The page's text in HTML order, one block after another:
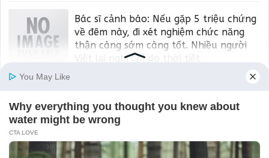
Bác sĩ cảnh báo: Nếu gặp 5 triệu chứng
về đêm này, đi xét nghiệm chức năng
thận càng sớm càng tốt. Nhiều người
Việt lại nghĩ chỉ do thời tiết
Tiết lộ bí mật về con đường thành công
phù hợp